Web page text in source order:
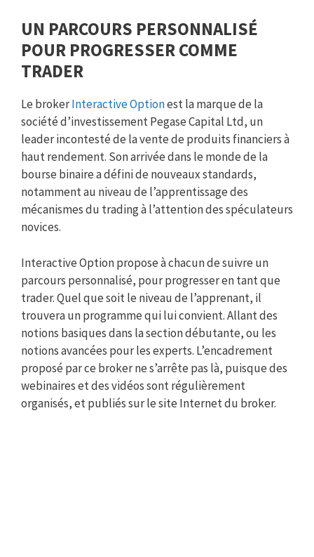
UN PARCOURS PERSONNALISÉ
POUR PROGRESSER COMME
TRADER
Le brokerInteractive Optionest la marque de la
société d’investissement Pegase Capital Ltd, un
leader incontesté de la vente de produits financiers à
haut rendement. Son arrivée dans le monde de la
bourse binaire a défini de nouveaux standards,
notamment au niveau de l’apprentissage des
mécanismes du trading à l’attention des spéculateurs
novices.
Interactive Option propose à chacun de suivre un
parcours personnalisé, pour progresser en tant que
trader. Quel que soit le niveau de l’apprenant, il
trouvera un programme qui lui convient. Allant des
notions basiques dans la section débutante, ou les
notions avancées pour les experts. L’encadrement
proposé par ce broker ne s’arrête pas là, puisque des
webinaires et des vidéos sont régulièrement
organisés, et publiés sur le site Internet du broker.